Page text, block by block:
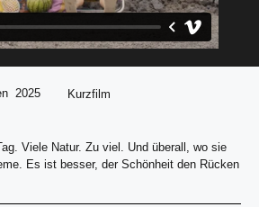
2025 Kurzfilm
Viele Natur. Zu viel. Und überall, wo sie
Es ist besser, der Schönheit den Rücken